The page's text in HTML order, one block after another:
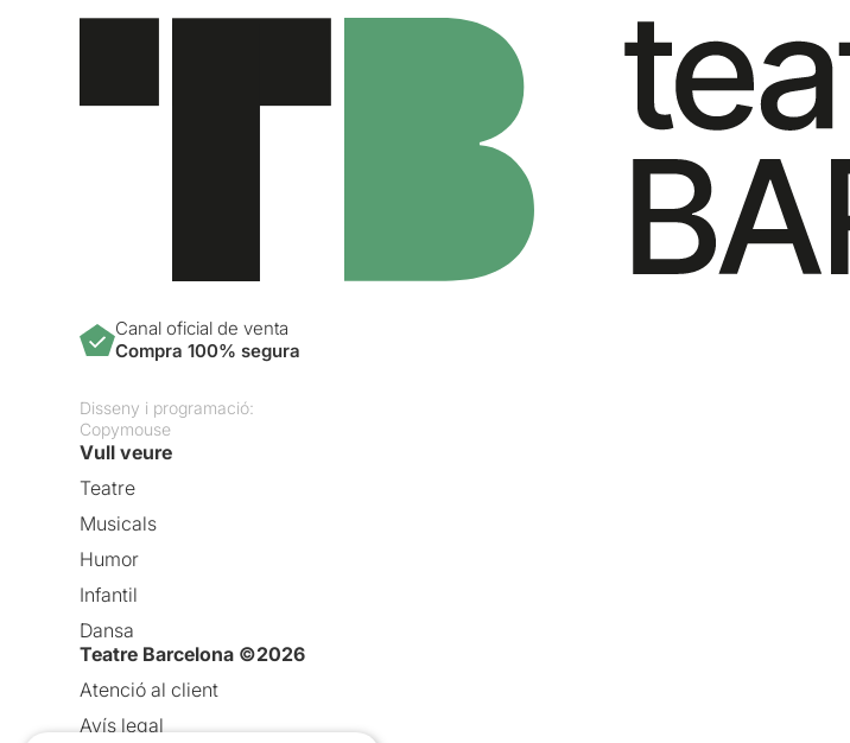
Canal oficial de venta
Compra 100% segura
Disseny i programació:
Copymouse
Vull veure
Teatre
Musicals
Humor
Infantil
Dansa
Teatre Barcelona ©2026
Atenció al client
Avís legal